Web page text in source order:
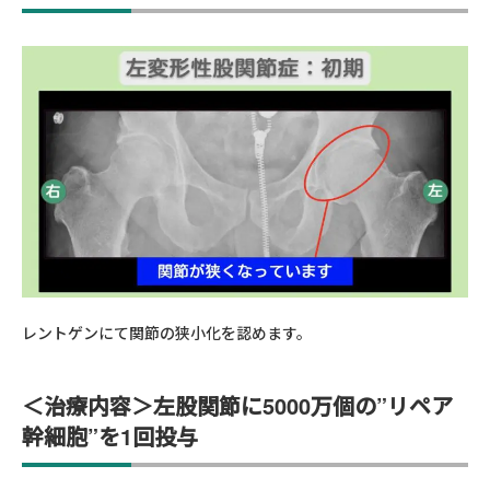
レントゲンにて関節の狭小化を認めます。
＜治療内容＞左股関節に5000万個の”リペア
幹細胞”を1回投与